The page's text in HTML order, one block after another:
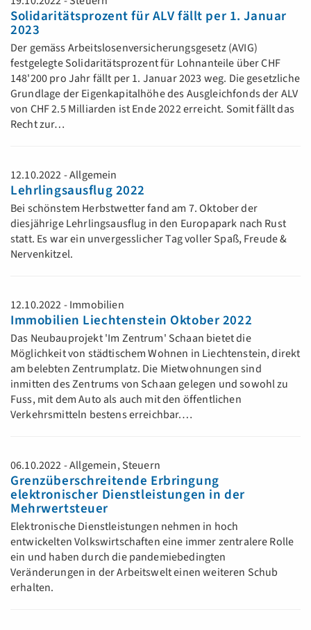
Solidaritätsprozent für ALV fällt per 1. Januar
2023
Der gemäss Arbeitslosenversicherungsgesetz (AVIG)
festgelegte Solidaritätsprozent für Lohnanteile über CHF
148'200 pro Jahr fällt per 1. Januar 2023 weg. Die gesetzliche
Grundlage der Eigenkapitalhöhe des Ausgleichfonds der ALV
von CHF 2.5 Milliarden ist Ende 2022 erreicht. Somit fällt das
Recht zur…
12.10.2022 - Allgemein
Lehrlingsausflug 2022
Bei schönstem Herbstwetter fand am 7. Oktober der
diesjährige Lehrlingsausflug in den Europapark nach Rust
statt. Es war ein unvergesslicher Tag voller Spaß, Freude &
Nervenkitzel.
12.10.2022 - Immobilien
Immobilien Liechtenstein Oktober 2022
Das Neubauprojekt 'Im Zentrum' Schaan bietet die
Möglichkeit von städtischem Wohnen in Liechtenstein, direkt
am belebten Zentrumplatz. Die Mietwohnungen sind
inmitten des Zentrums von Schaan gelegen und sowohl zu
Fuss, mit dem Auto als auch mit den öffentlichen
Verkehrsmitteln bestens erreichbar.…
06.10.2022 - Allgemein, Steuern
Grenzüberschreitende Erbringung
elektronischer Dienstleistungen in der
Mehrwertsteuer
Elektronische Dienstleistungen nehmen in hoch
entwickelten Volkswirtschaften eine immer zentralere Rolle
ein und haben durch die pandemiebedingten
Veränderungen in der Arbeitswelt einen weiteren Schub
erhalten.